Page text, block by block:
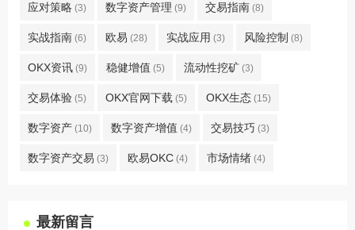
应对策略 (3) 数字资产管理 (9) 交易指南 (8)
实战指南 (6) 欧易 (28) 实战应用 (3) 风险控制 (8)
OKX资讯 (9) 稳健增值 (5) 流动性挖矿 (3)
交易体验 (5) OKX官网下载 (5) OKX生态 (15)
数字资产 (10) 数字资产增值 (4) 交易技巧 (3)
数字资产交易 (3) 欧易OKC (4) 市场情绪 (4)
最新留言